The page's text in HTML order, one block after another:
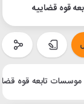
قوه قضاییه
موسسات تابعه قوه